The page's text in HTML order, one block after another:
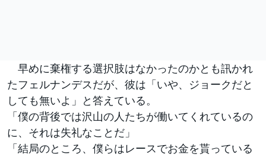
早めに棄権する選択肢はなかったのかとも訊かれ
たフェルナンデスだが、彼は「いや、ジョークだと
しても無いよ」と答えている。
「僕の背後では沢山の人たちが働いてくれているの
に、それは失礼なことだ」
「結局のところ、僕らはレースでお金を貰っている